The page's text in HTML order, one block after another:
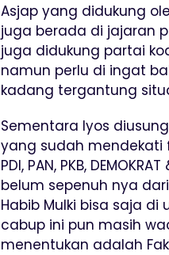
Asjap yang didukung
juga berada di jajaran
juga didukung partai
namun perlu di ingat
kadang tergantung
Sementara Iyos diusung
yang sudah mendekati
PDI, PAN, PKB,
belum sepenuh nya
Habib Mulki bisa saja di
cabup ini pun masih
menentukan adalah